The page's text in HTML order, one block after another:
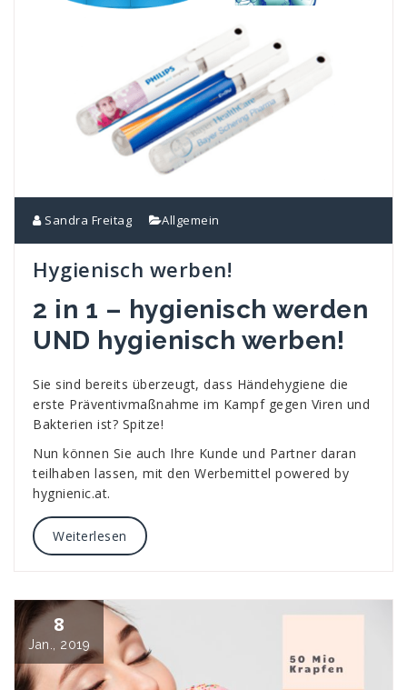
Sandra Freitag Allgemein
Hygienisch werben!
2 in 1 – hygienisch werden
UND hygienisch werben!
Sie sind bereits überzeugt, dass Händehygiene die
erste Präventivmaßnahme im Kampf gegen Viren und
Bakterien ist? Spitze!
Nun können Sie auch Ihre Kunde und Partner daran
teilhaben lassen, mit den Werbemittel powered by
hygnienic.at.
Weiterlesen
8
Jan., 2019